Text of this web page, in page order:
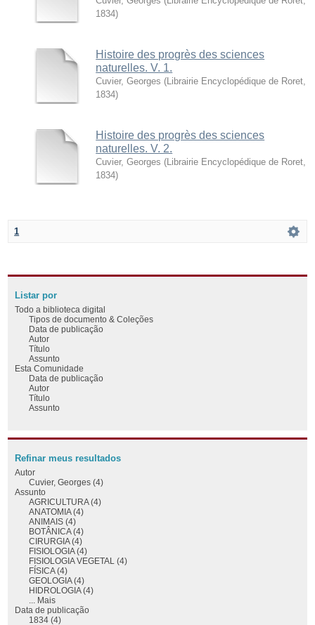
1834)
Histoire des progrès des sciences
naturelles. V. 1.
Cuvier, Georges ( Librairie Encyclopédique de Roret
1834)
Histoire des progrès des sciences
naturelles. V. 2.
Cuvier, Georges ( Librairie Encyclopédique de Roret
1834)
1
Listar por
Todo a biblioteca digital
Tipos de documento & Coleções
Data de publicação
Autor
Título
Assunto
Esta Comunidade
Data de publicação
Autor
Título
Assunto
Refinar meus resultados
Autor
Cuvier, Georges (4)
Assunto
AGRICULTURA (4)
ANATOMIA (4)
ANIMAIS (4)
BOTÂNICA (4)
CIRURGIA (4)
FISIOLOGIA (4)
FISIOLOGIA VEGETAL (4)
FÍSICA (4)
GEOLOGIA (4)
HIDROLOGIA (4)
... Mais
Data de publicação
1834 (4)